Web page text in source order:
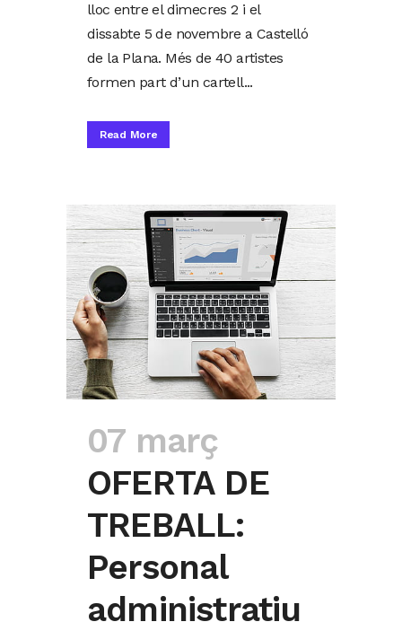
lloc entre el dimecres 2 i el
dissabte 5 de novembre a Castelló
de la Plana. Més de 40 artistes
formen part d’un cartell...
Read More
07 març
OFERTA DE
TREBALL:
Personal
administratiu